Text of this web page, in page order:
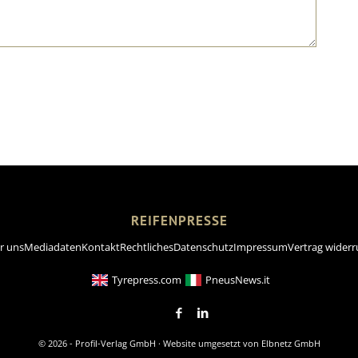
REIFENPRESSE
unsMediadatenKontaktRechtlichesDatenschutzImpressumVertrag
Tyrepress.com PneusNews.it
© 2026 - Profil-Verlag GmbH · Website umgesetzt von Elbnetz GmbH